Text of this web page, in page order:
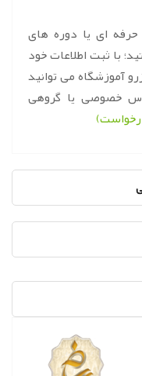
ای یا دوره های
با ثبت اطلاعات خود
آموزشگاه می توانید
خصوصی یا گروهی